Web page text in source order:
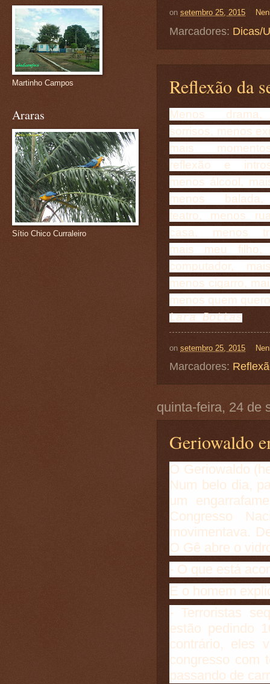
on setembro 25, 2015
Marcadores: Dicas/
Reflexão da
Menos
sorrisos, menos
mais
reflexão e
menos álcool,
menos
teatro, menos
casa, menos
mais meu filho,
computador,
menos cigarro,
menos quem
Lara Bottas
on setembro 25, 2015
Marcadores:
quinta-feira, 24 de
Geriowaldo
O Geriowaldo
Num belo dia,
um
Congresso
movimentava.
O Gê abre o
- O que está
E o homem
- Terroristas
estão pedindo
contrário, eles
congresso com
passando de
Martinho Campos
Araras
Sítio Chico Curraleiro